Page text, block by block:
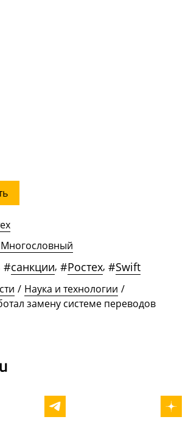
#санкции, #Ростех, #Swift
/ Наука и технологии /
замену системе переводов